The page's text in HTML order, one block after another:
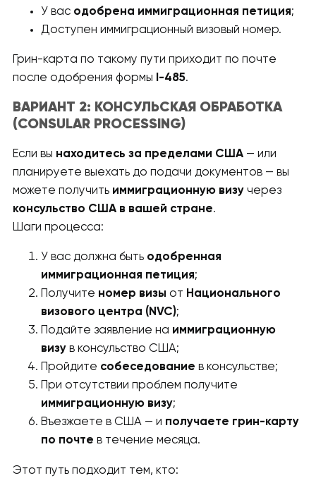
У вас одобрена иммиграционная петиция;
Доступен иммиграционный визовый номер.
Грин-карта по такому пути приходит по почте
после одобрения формы I-485.
ВАРИАНТ 2: КОНСУЛЬСКАЯ ОБРАБОТКА
(CONSULAR PROCESSING)
Если вы находитесь за пределами США — или
планируете выехать до подачи документов — вы
можете получить иммиграционную визу через
консульство США в вашей стране.
Шаги процесса:
У вас должна быть одобренная
иммиграционная петиция;
Получите номер визы от Национального
визового центра (NVC);
Подайте заявление на иммиграционную
визу в консульство США;
Пройдите собеседование в консульстве;
При отсутствии проблем получите
иммиграционную визу;
Въезжаете в США — и получаете грин-карту
по почте в течение месяца.
Этот путь подходит тем, кто: